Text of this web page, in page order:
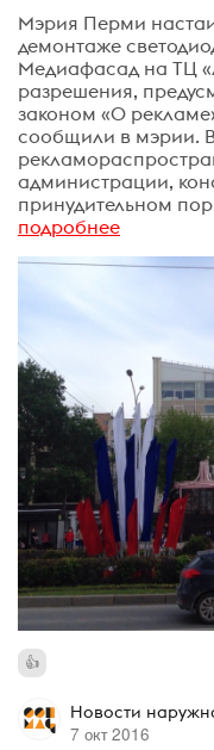
Мэрия Перми
демонтаже
Медиафасад на ТЦ
разрешения,
законом «О
сообщили в мэрии. В
администрации,
принудительном
подробнее
Новости
7 окт 2016